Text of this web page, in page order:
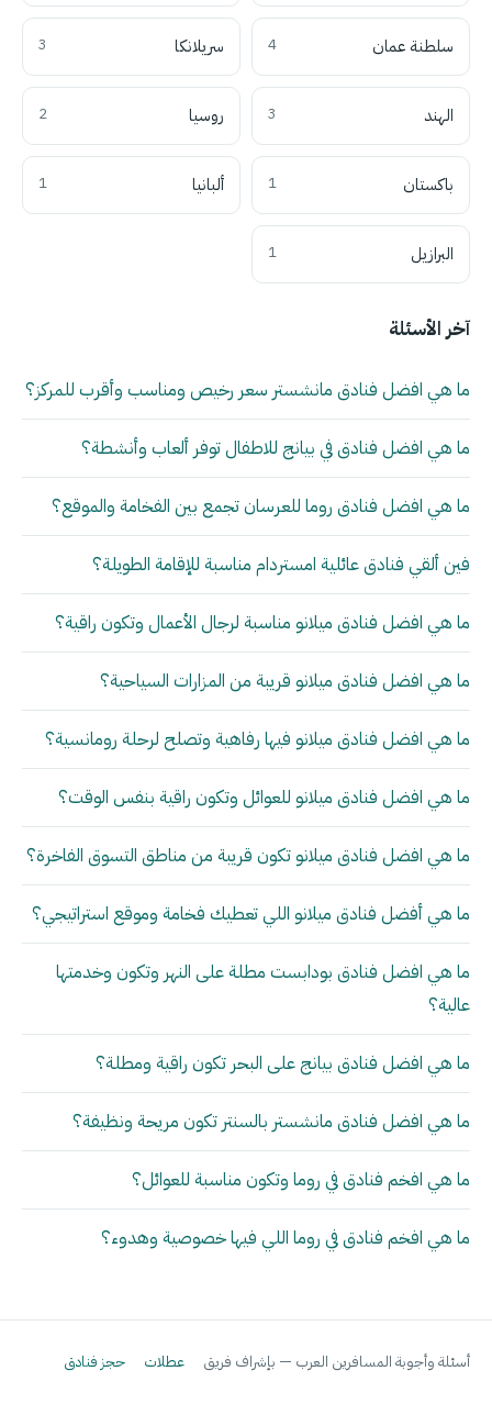
سلطنة عمان 4 سريلانكا 3
الهند 3 روسيا 2
باكستان 1 ألبانيا 1
البرازيل 1
آخر الأسئلة
ما هي افضل فنادق مانشستر سعر رخيص ومناسب وأقرب للمركز؟
ما هي افضل فنادق في بيانج للاطفال توفر ألعاب وأنشطة؟
ما هي افضل فنادق روما للعرسان تجمع بين الفخامة والموقع؟
فين ألقي فنادق عائلية امستردام مناسبة للإقامة الطويلة؟
ما هي افضل فنادق ميلانو مناسبة لرجال الأعمال وتكون راقية؟
ما هي افضل فنادق ميلانو قريبة من المزارات السياحية؟
ما هي افضل فنادق ميلانو فيها رفاهية وتصلح لرحلة رومانسية؟
ما هي افضل فنادق ميلانو للعوائل وتكون راقية بنفس الوقت؟
ما هي افضل فنادق ميلانو تكون قريبة من مناطق التسوق الفاخرة؟
ما هي أفضل فنادق ميلانو اللي تعطيك فخامة وموقع استراتيجي؟
ما هي افضل فنادق بودابست مطلة على النهر وتكون وخدمتها
عالية؟
ما هي افضل فنادق بيانج على البحر تكون راقية ومطلة؟
ما هي افضل فنادق مانشستر بالسنتر تكون مريحة ونظيفة؟
ما هي افخم فنادق في روما وتكون مناسبة للعوائل؟
ما هي افخم فنادق في روما اللي فيها خصوصية وهدوء؟
أسئلة وأجوبة المسافرين العرب — بإشراف فريق عطلات حجز فنادق